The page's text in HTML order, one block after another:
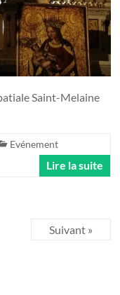
Saint-Melaine
Evénement
Lire la suite
Suivant »